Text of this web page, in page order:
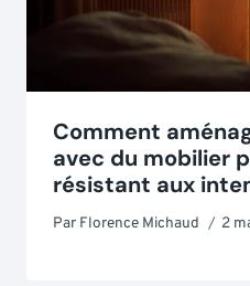
Comment
avec du mobilier
résistant aux
Par Florence Michaud 2